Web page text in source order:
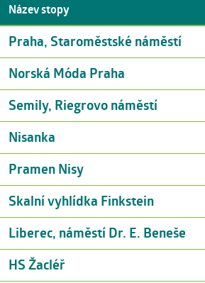
Název stopy
Praha, Staroměstské náměstí
Norská Móda Praha
Semily, Riegrovo náměstí
Nisanka
Pramen Nisy
Skalní vyhlídka Finkstein
Liberec, náměstí Dr. E. Beneše
HS Žacléř